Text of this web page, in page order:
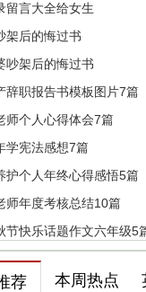
留言大全给女生
架后的悔过书
吵架后的悔过书
辞职报告书模板图片7篇
师个人心得体会7篇
学宪法感想7篇
护个人年终心得感悟5篇
师年度考核总结10篇
节快乐话题作文六年级5
荐 本周热点